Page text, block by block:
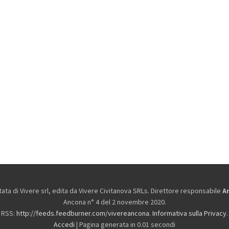
di Vivere srl, edita da Vivere Civitanova SRLs. Direttore responsabile
Ancona n° 4 del 2 novembre 2020.
RSS: http://feeds.feedburner.com/vivereancona. Informativa sulla Privacy.
Accedi | Pagina generata in 0.01 secondi